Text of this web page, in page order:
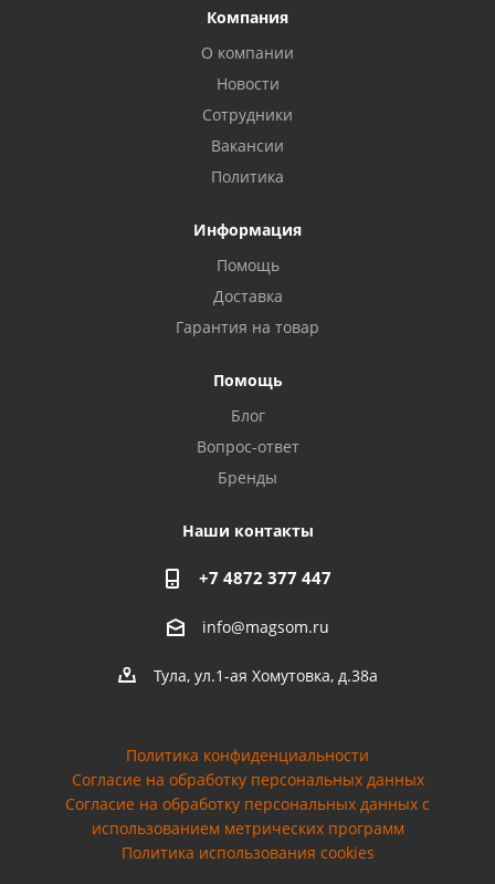
Компания
О компании
Новости
Сотрудники
Вакансии
Политика
Информация
Помощь
Доставка
Гарантия на товар
Помощь
Блог
Вопрос-ответ
Бренды
Наши контакты
+7 4872 377 447
info@magsom.ru
Тула, ул.1-ая Хомутовка, д.38а
Политика конфиденциальности
Согласие на обработку персональных данных
Cогласие на обработку персональных данных с
использованием метрических программ
Политика использования cookies